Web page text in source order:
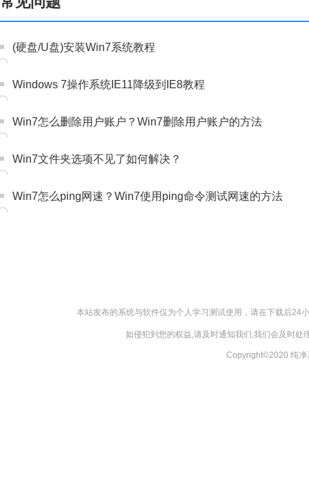
(硬盘/U盘)安装Win7系统教程
Windows 7操作系统IE11降级到IE8教程
Win7怎么删除用户账户？Win7删除用户账户的方法
Win7文件夹选项不见了如何解决？
Win7怎么ping网速？Win7使用ping命令测试网速的方法
本站发布的系统与软件仅为个人学习测试使用，请在下载后24
如侵犯到您的权益,请及时通知我们,我们会及时
Copyright©2020 纯净